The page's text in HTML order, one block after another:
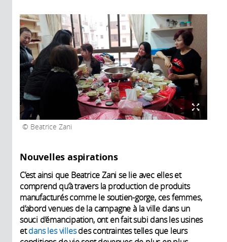
Beatrice Zani
Nouvelles aspirations
C’est ainsi que Beatrice Zani se lie avec elles et
comprend qu’à travers la production de produits
manufacturés comme le soutien-gorge, ces femmes,
d’abord venues de la campagne à la ville dans un
souci d’émancipation, ont en fait subi dans les usines
etdans les villesdes contraintes telles que leurs